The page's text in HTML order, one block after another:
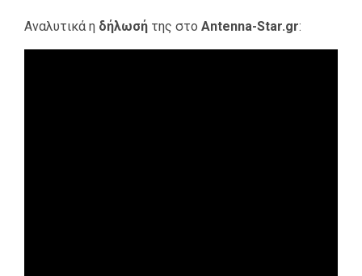
Αναλυτικά η δήλωσή της στο Antenna-Star.gr: